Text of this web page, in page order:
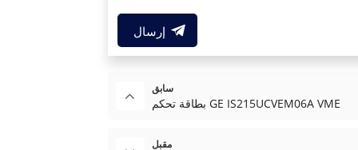
إرسال
سابق
بطاقة تحكم GE IS215UCVEM06A VME
مقبل